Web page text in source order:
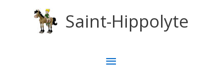
Saint-Hippolyte
MENU